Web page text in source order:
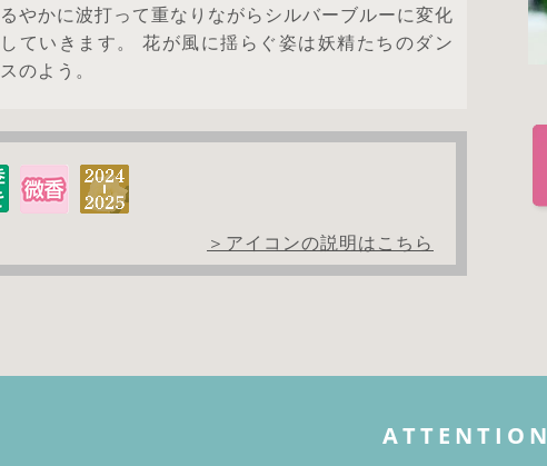
るやかに波打って重なりながらシルバーブルーに変化
していきます。 花が風に揺らぐ姿は妖精たちのダン
スのよう。
＞アイコンの説明はこちら
ATTENTION